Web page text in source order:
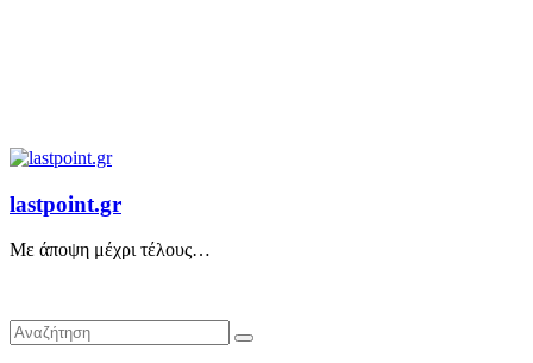
lastpoint.gr
Με άποψη μέχρι τέλους…